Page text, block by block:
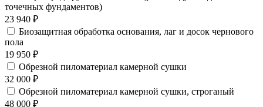
точечных фундаментов)
23 940 ₽
Биозащитная обработка основания, лаг и досок чернового
пола
19 950 ₽
Обрезной пиломатериал камерной сушки
32 000 ₽
Обрезной пиломатериал камерной сушки, строганый
48 000 ₽